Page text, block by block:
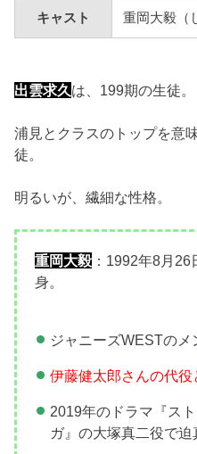
キャスト 重岡大毅（
出雲求久は、199期の生徒。
浦見とクラスのトップを意
徒。
明るいが、繊細な性格。
重岡大毅 ：1992年8月
身。
ジャニーズWESTのメ
伊藤健太郎さんの代役
2019年のドラマ『ス
ガ』の大塚真二役で迫